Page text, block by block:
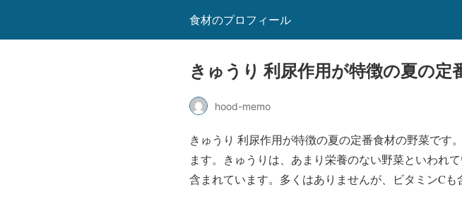
食材のプロフィール
きゅうり 利尿作用が特徴の夏の定
hood-memo
きゅうり 利尿作用が特徴の夏の定番食材の野菜です
ます。きゅうりは、あまり栄養のない野菜といわれ
含まれています。多くはありませんが、ビタミンCも